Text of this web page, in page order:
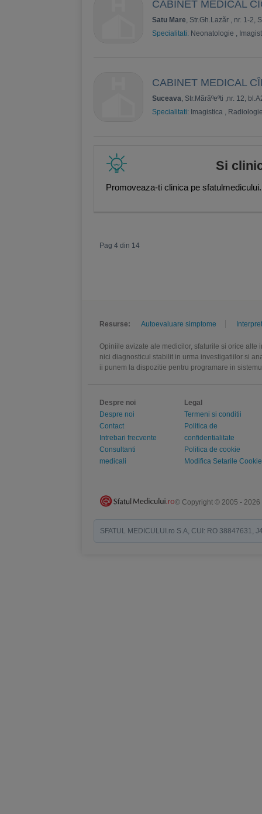
CABINET MEDICAL
Satu Mare, Str.Gh.Lazãr , nr. 1-2,
Specialitati: Neonatologie ,
CABINET MEDICAL
Suceava, Str.Mãrãºeºti ,nr. 12,
Specialitati: Imagistica ,
Si
Promoveaza-ti clinica pe
Pag 4 din 14
Resurse: Autoevaluare simptome
Opiniile avizate ale medicilor, sfaturile si orice
nici diagnosticul stabilit in urma investigatiilor si
ii punem la dispozitie pentru programare in
Despre noi
Despre noi
Contact
Intrebari frecvente
Consultanti
medicali
Legal
Termeni si conditii
Politica de
confidentialitate
Politica de cookie
Modifica Setarile Cookie
© Copyright © 2005 - 2026
SFATUL MEDICULUI.ro S.A, CUI: RO 38847631,